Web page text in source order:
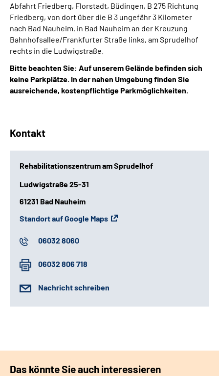
Abfahrt Friedberg, Florstadt, Büdingen, B 275 Richtung
Friedberg, von dort über die B 3 ungefähr 3 Kilometer
nach Bad Nauheim, in Bad Nauheim an der Kreuzung
Bahnhofsallee/Frankfurter Straße links, am Sprudelhof
rechts in die Ludwigstraße.
Bitte beachten Sie: Auf unserem Gelände befinden sich
keine Parkplätze. In der nahen Umgebung finden Sie
ausreichende, kostenpflichtige Parkmöglichkeiten.
Kontakt
Rehabilitationszentrum am Sprudelhof
Ludwigstraße 25-31
61231 Bad Nauheim
Standort auf Google Maps
06032 8060
06032 806 718
Nachricht schreiben
Das könnte Sie auch interessieren